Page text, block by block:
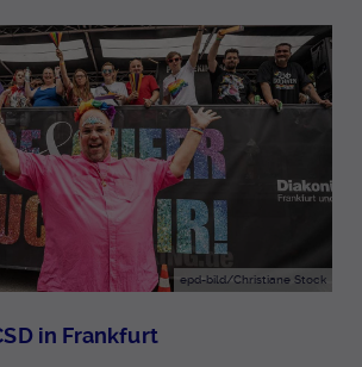
epd-bild/Christiane Stock
in Frankfurt